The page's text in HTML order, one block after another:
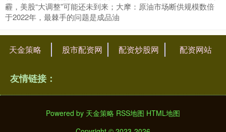
霾，美股“大调整”可能还未到来；大摩：原油市场断供规模数倍
于2022年，最棘手的问题是成品油
天金策略 股市配资网 配资炒股网 配资网站
友情链接：
Powered by 天金策略 RSS地图 HTML地图